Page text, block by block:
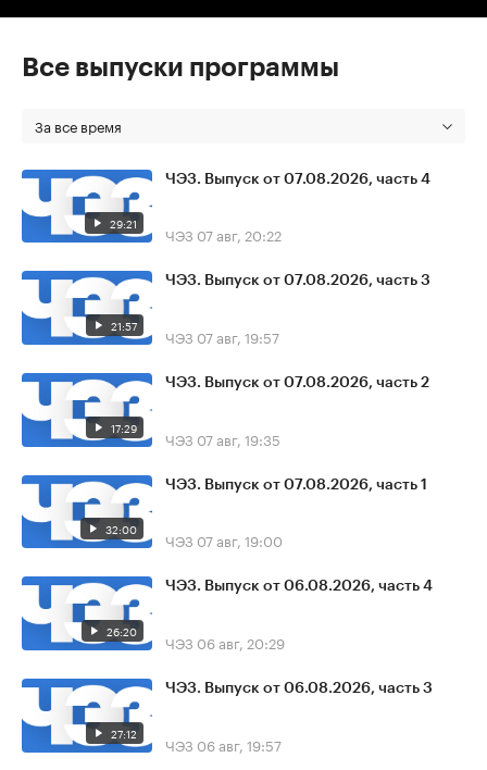
Все выпуски программы
За все время
29:21
ЧЭЗ. Выпуск от 07.08.2026, часть 4
ЧЭЗ 07 авг, 20:22
21:57
ЧЭЗ. Выпуск от 07.08.2026, часть 3
ЧЭЗ 07 авг, 19:57
17:29
ЧЭЗ. Выпуск от 07.08.2026, часть 2
ЧЭЗ 07 авг, 19:35
32:00
ЧЭЗ. Выпуск от 07.08.2026, часть 1
ЧЭЗ 07 авг, 19:00
26:20
ЧЭЗ. Выпуск от 06.08.2026, часть 4
ЧЭЗ 06 авг, 20:29
27:12
ЧЭЗ. Выпуск от 06.08.2026, часть 3
ЧЭЗ 06 авг, 19:57